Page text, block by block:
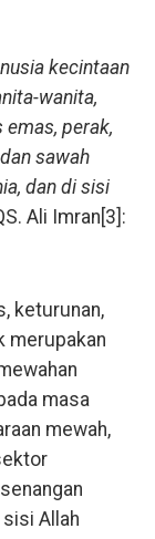
kecintaan
wanita,
emas, perak,
sawah
dan di sisi
Ali Imran[3]:
keturunan,
merupakan
masa
mewah,
sisi Allah